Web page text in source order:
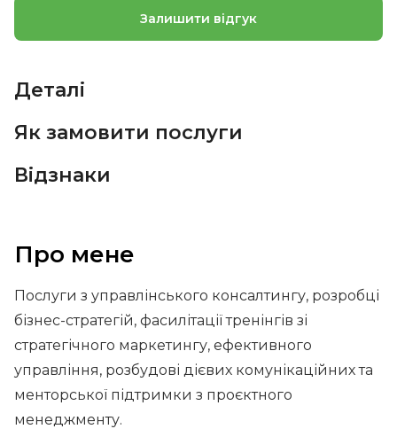
Про мене
Послуги з управлінського консалтингу, розробці
бізнес-стратегій, фасилітації тренінгів зі
стратегічного маркетингу, ефективного
управління, розбудові дієвих комунікаційних та
менторської підтримки з проєктного
менеджменту.
Залишити відгук
Деталі
Як замовити послуги
Відзнаки